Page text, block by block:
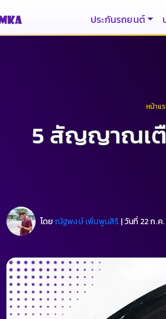
ประกันรถยนต์
หน้าแ
5 สัญญาณเตื
โดยณัฐพงษ์ เพิ่มพูนสิริ|วันที่ 22 ก.ค